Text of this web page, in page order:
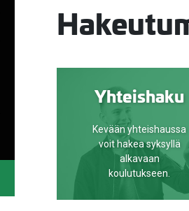
Avaa/sulje alavalikko
Avaa/sulje alavalikko
Yhteishaku
Kevään yhteishaussa
voit hakea syksyllä
alkavaan
koulutukseen.